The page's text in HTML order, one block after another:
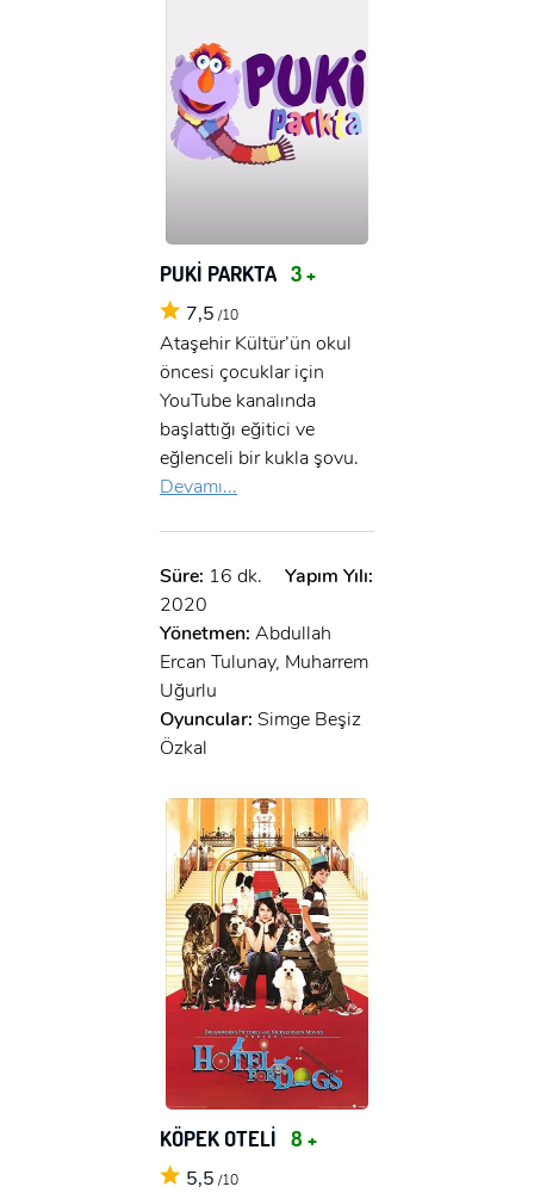
PUKİ PARKTA 3 +
7,5 /10
Ataşehir Kültür’ün okul
öncesi çocuklar için
YouTube kanalında
başlattığı eğitici ve
eğlenceli bir kukla şovu.
Devamı...
Süre: 16 dk.
Yapım Yılı:
2020
Yönetmen: Abdullah
Ercan Tulunay, Muharrem
Uğurlu
Oyuncular: Simge Beşiz
Özkal
KÖPEK OTELİ 8 +
5,5 /10